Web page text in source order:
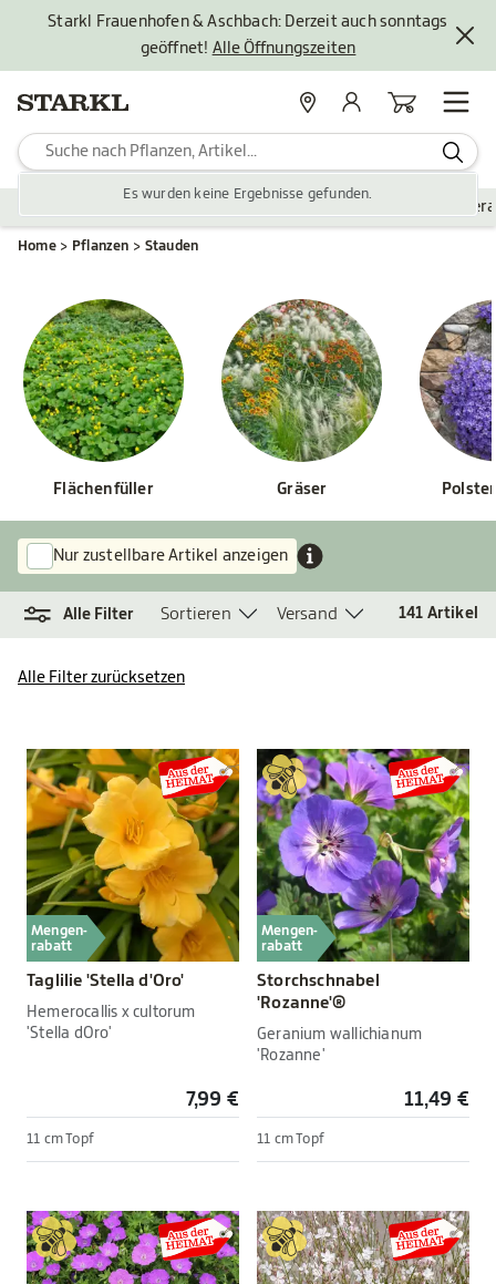
Starkl Frauenhofen & Aschbach: Derzeit auch sonntags
geöffnet! Alle Öffnungszeiten
Es wurden keine Ergebnisse gefunden.
StandorteMein KontoWarenkorb
Zubehör Gartengestaltung
Home Pflanzen Stauden
Flächenfüller Gräser
Nur zustellbare Artikel anzeigen
Alle Filter Sortieren Versand 141 Artikel
Alle Filter zurücksetzen
Mengen-
rabatt
Taglilie 'Stella d'Oro'
Hemerocallis x cultorum
'Stella dOro'
7,99 €
11 cm Topf
Mengen-
rabatt
Storchschnabel
'Rozanne'®
Geranium wallichianum
'Rozanne'
11,49 €
11 cm Topf